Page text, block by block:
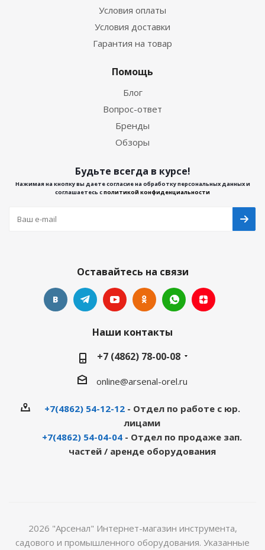
Условия оплаты
Условия доставки
Гарантия на товар
Помощь
Блог
Вопрос-ответ
Бренды
Обзоры
Будьте всегда в курсе!
Нажимая на кнопку вы даете согласие на обработку персональных данных и
соглашаетесь сполитикой конфиденциальности
Оставайтесь на связи
Наши контакты
+7 (4862) 78-00-08
online@arsenal-orel.ru
+7(4862) 54-12-12- Отдел по работе с юр.
лицами
+7(4862) 54-04-04 - Отдел по продаже зап.
частей / аренде оборудования
2026 "Арсенал" Интернет-магазин инструмента,
садового и промышленного оборудования. Указанные